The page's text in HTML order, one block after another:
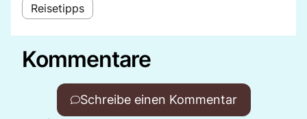
Reisetipps
Kommentare
Schreibe einen Kommentar